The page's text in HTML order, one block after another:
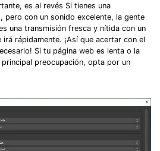
es al revés Si tienes una
pero con un sonido excelente, la gente
una transmisión fresca y nítida con un
rápidamente.󠀲󠀧󠀨󠀦󠀤󠀧󠀢󠀣󠀳󠀰 ¡Así que acertar con el
Si tu página web es lenta o la
preocupación, opta por un